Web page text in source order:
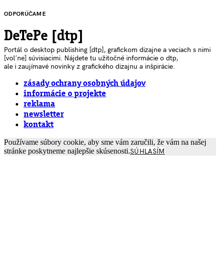
ODPORÚČAME
DeTePe [dtp]
Portál o desktop publishing [dtp], grafickom dizajne a veciach s nimi
[voľne] súvisiacimi. Nájdete tu užitočné informácie o dtp,
ale i zaujímavé novinky z grafického dizajnu a inšpirácie.
zásady ochrany osobných údajov
informácie o projekte
reklama
newsletter
kontakt
Používame súbory cookie, aby sme vám zaručili, že vám na našej
stránke poskytneme najlepšie skúsenosti.SÚHLASÍM